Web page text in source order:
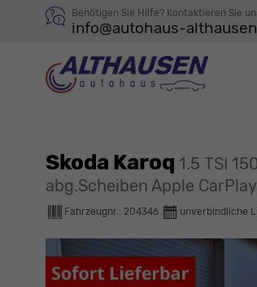
Benötigen Sie Hilfe? Kontaktieren Sie
info@autohaus-
Skoda Karoq 1.5 TSI
abg.Scheiben Apple
Fahrzeugnr.: 204346 unverbindliche